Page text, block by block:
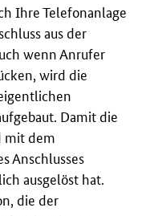
Ihre Telefonanlage
aus der
wenn Anrufer
wird die
Damit die
mit dem
Anschlusses
ausgelöst hat.
die der